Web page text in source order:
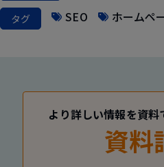
タグ SEO ホームペ
より詳しい情報を資
資料